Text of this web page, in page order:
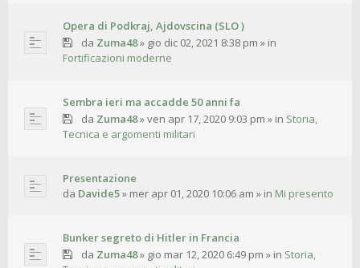
Opera di Podkraj, Ajdovscina (SLO )
da Zuma48» gio dic 02, 2021 8:38 pm » in
Fortificazioni moderne
Sembra ieri ma accadde 50 anni fa
da Zuma48»ven apr 17, 2020 9:03 pm » in Storia,
Tecnica e argomenti militari
Presentazione
da Davide5» mer apr 01, 2020 10:06 am » in Mi presento
Bunker segreto di Hitler in Francia
da Zuma48» gio mar 12, 2020 6:49 pm » in Storia,